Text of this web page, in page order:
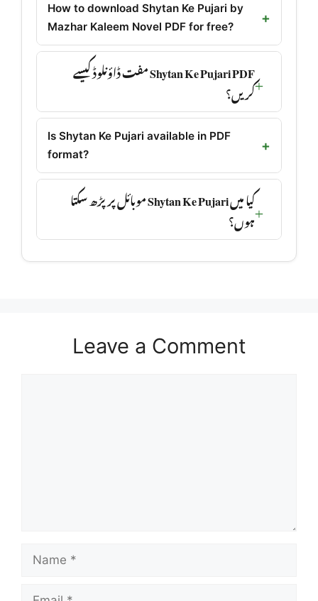
How to download Shytan Ke Pujari by
Mazhar Kaleem Novel PDF for free?
Shytan Ke Pujari PDF مفت ڈاؤنلوڈ کیسے
کریں؟
Is Shytan Ke Pujari available in PDF
format?
کیا میں Shytan Ke Pujari موبائل پر پڑھ سکتا
ہوں؟
Leave a Comment